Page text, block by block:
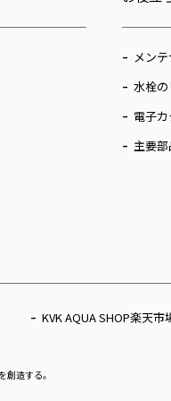
メン
水栓
電子
主要
KVK AQUA SHOP楽天市
創造する。